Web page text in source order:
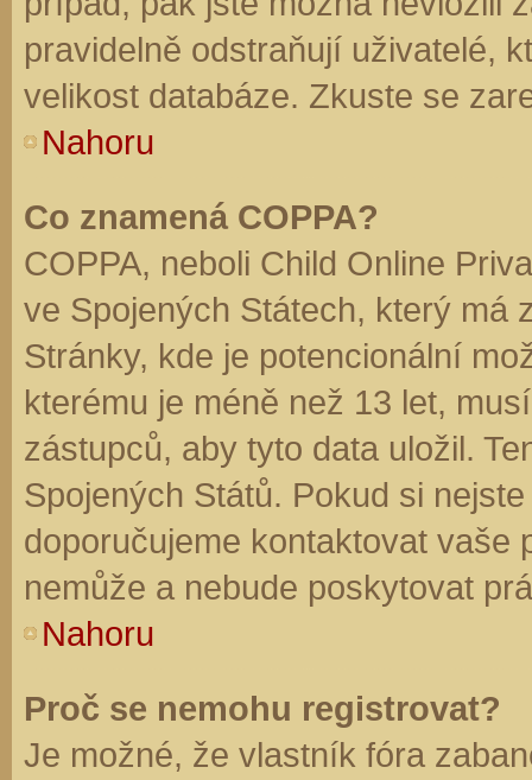
pravidelně odstraňují uživatelé,
velikost databáze. Zkuste se
Nahoru
Co znamená COPPA?
COPPA, neboli Child Online
ve Spojených Státech, který má
Stránky, kde je potencionální
kterému je méně než 13 let,
zástupců, aby tyto data uložil.
Spojených Států. Pokud si
doporučujeme kontaktovat vaše
nemůže a nebude poskytovat
Nahoru
Proč se nemohu registrovat?
Je možné, že vlastník fóra